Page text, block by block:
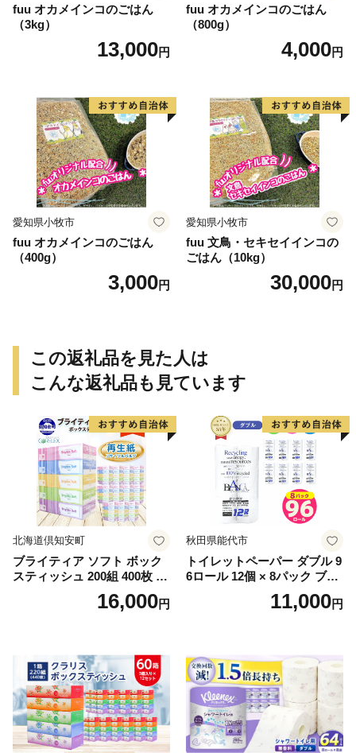
fuu オカメインコのごはん
（3kg）
13,000円
fuu オカメインコのごはん
（800g）
4,000円
愛知県小牧市
fuu オカメインコのごはん
（400g）
3,000円
愛知県小牧市
fuu 文鳥・セキセイインコの
ごはん（10kg）
30,000円
この返礼品を見た人は
こんな返礼品も見ています
北海道倶知安町
ブライティア ソフト ボック
スティッシュ 200組 400枚 60
箱 日本製 まとめ買い ティッ
シュ リサイクル 長持 防災 常
倶知安町 日用品
16,000円
秋田県能代市
トイレットペーパー ダブル 9
6ロール 12個 × 8パック ブラ
ンカ 再生紙 100％ 芯あり 日
用品 消耗品 無香料 生活用品
11,000円